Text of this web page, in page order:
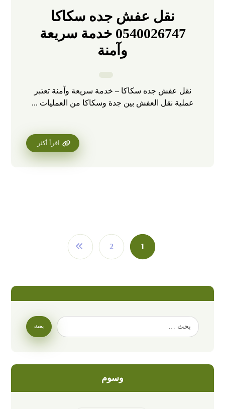
نقل عفش جده سكاكا
0540026747 خدمة سريعة
وآمنة
نقل عفش جده سكاكا – خدمة سريعة وآمنة تعتبر
عملية نقل العفش بين جدة وسكاكا من العمليات ...
اقرأ أكثر
1
2
وسوم